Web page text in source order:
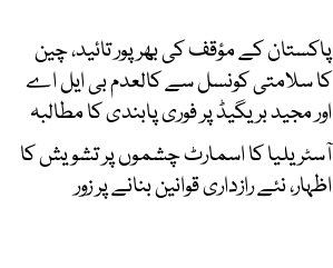
پاکستان کے مؤقف کی بھرپور تائید، چین
کا سلامتی کونسل سے کالعدم بی ایل اے
اور مجید بریگیڈ پر فوری پابندی کا مطالبہ
آسٹریلیا کا اسمارٹ چشموں پر تشویش کا
اظہار، نئے رازداری قوانین بنانے پر زور